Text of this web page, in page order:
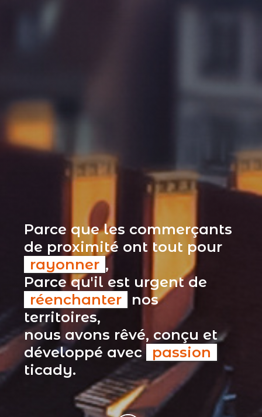
Parce que les commerçants
de proximité ont tout pour
rayonner ,
Parce qu'il est urgent de
réenchanter
nos
territoires,
nous avons rêvé, conçu et
développé avec passion
ticady.